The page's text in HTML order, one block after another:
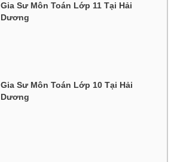
Gia Sư Môn Toán Lớp 11 Tại Hải
Dương
Gia Sư Môn Toán Lớp 10 Tại Hải
Dương